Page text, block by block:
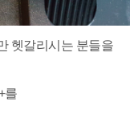
헷갈리시는 분들을
를